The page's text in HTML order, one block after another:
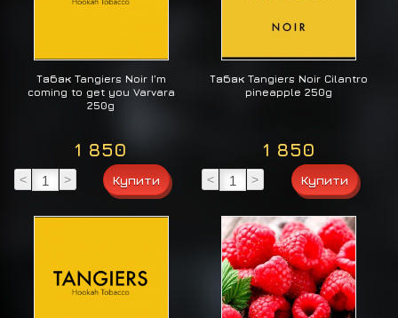
Табак Tangiers Noir I’m
coming to get you Varvara
250g
1 850
< >
Табак Tangiers Noir Cilantro
pineapple 250g
1 850
< >